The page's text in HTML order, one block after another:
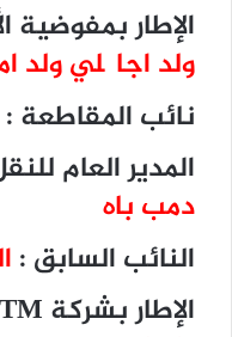
الإطار بمفوضية
ولد اجاگلي ولد
نائب المقاطعة :
المدير العام
دمب باه
النائب السابق :
الإطار بشركة ATTM : المهندس :